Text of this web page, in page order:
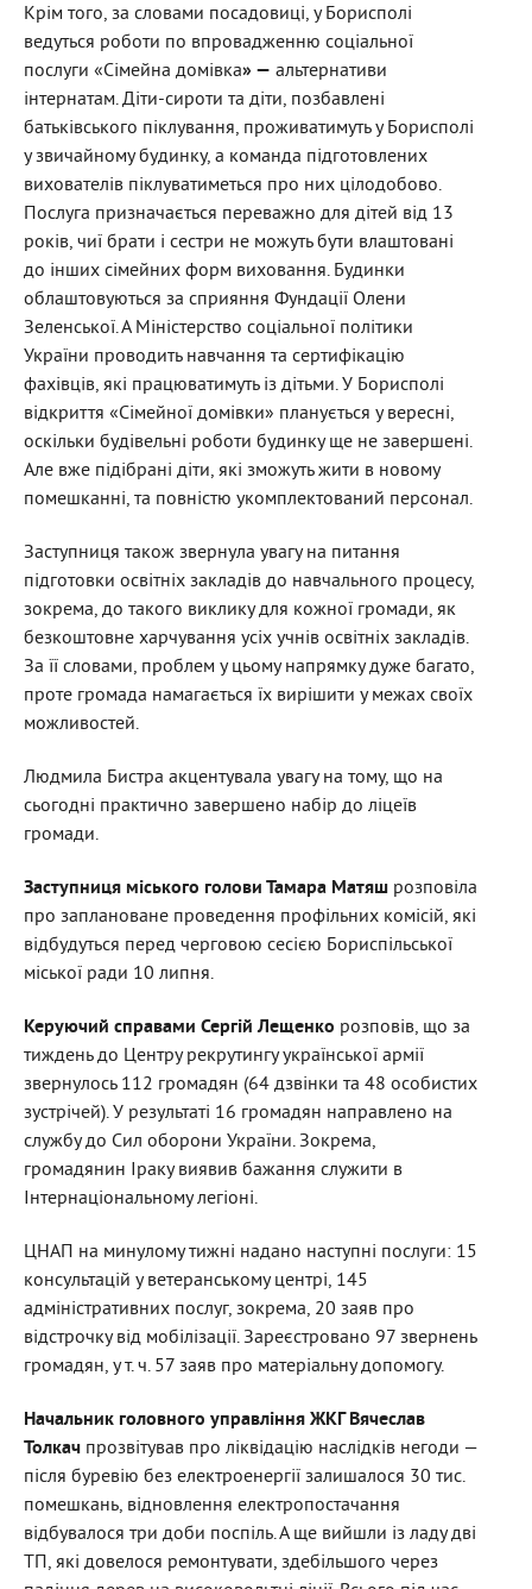
Крім того, за словами посадовиці, у Борисполі
ведуться роботи по впровадженню соціальної
послуги «Сімейна домівка» — альтернативи
інтернатам. Діти-сироти та діти, позбавлені
батьківського піклування, проживатимуть у Борисполі
у звичайному будинку, а команда підготовлених
вихователів піклуватиметься про них цілодобово.
Послуга призначається переважно для дітей від 13
років, чиї брати і сестри не можуть бути влаштовані
до інших сімейних форм виховання. Будинки
облаштовуються за сприяння Фундації Олени
Зеленської. А Міністерство соціальної політики
України проводить навчання та сертифікацію
фахівців, які працюватимуть із дітьми. У Борисполі
відкриття «Сімейної домівки» планується у вересні,
оскільки будівельні роботи будинку ще не завершені.
Але вже підібрані діти, які зможуть жити в новому
помешканні, та повністю укомплектований персонал.
Заступниця також звернула увагу на питання
підготовки освітніх закладів до навчального процесу,
зокрема, до такого виклику для кожної громади, як
безкоштовне харчування усіх учнів освітніх закладів.
За її словами, проблем у цьому напрямку дуже багато,
проте громада намагається їх вирішити у межах своїх
можливостей.
Людмила Бистра акцентувала увагу на тому, що на
сьогодні практично завершено набір до ліцеїв
громади.
Заступниця міського голови Тамара Матяш розповіла
про заплановане проведення профільних комісій, які
відбудуться перед черговою сесією Бориспільської
міської ради 10 липня.
Керуючий справами Сергій Лещенко розповів, що за
тижденьдо Центру рекрутингу української армії
звернулось 112 громадян (64 дзвінки та 48 особистих
зустрічей). У результаті 16 громадян направлено на
службу до Сил оборони України. Зокрема,
громадянин Іраку виявив бажання служити в
Інтернаціональному легіоні.
ЦНАП на минулому тижні надано наступні послуги: 15
консультацій у ветеранському центрі, 145
адміністративних послуг, зокрема, 20 заяв про
відстрочку від мобілізації. Зареєстровано 97 звернень
громадян, у т. ч. 57 заяв про матеріальну допомогу.
Начальник головного управління ЖКГ Вячеслав
Толкач прозвітував про ліквідацію наслідків негоди —
після буревію без електроенергії залишалося 30 тис.
помешкань, відновлення електропостачання
відбувалося три доби поспіль. А ще вийшли із ладу дві
ТП, які довелося ремонтувати, здебільшого через